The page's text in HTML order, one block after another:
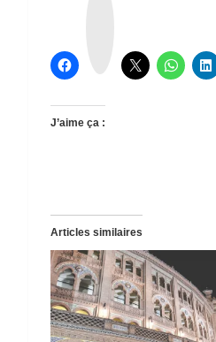
J’aime ça :
Articles similaires